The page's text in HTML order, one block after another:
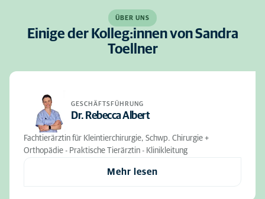
ÜBER UNS
Einige der Kolleg:innen von Sandra
Toellner
GESCHÄFTSFÜHRUNG
Dr. Rebecca Albert
Fachtierärztin für Kleintierchirurgie, Schwp. Chirurgie +
Orthopädie - Praktische Tierärztin - Klinikleitung
Mehr lesen